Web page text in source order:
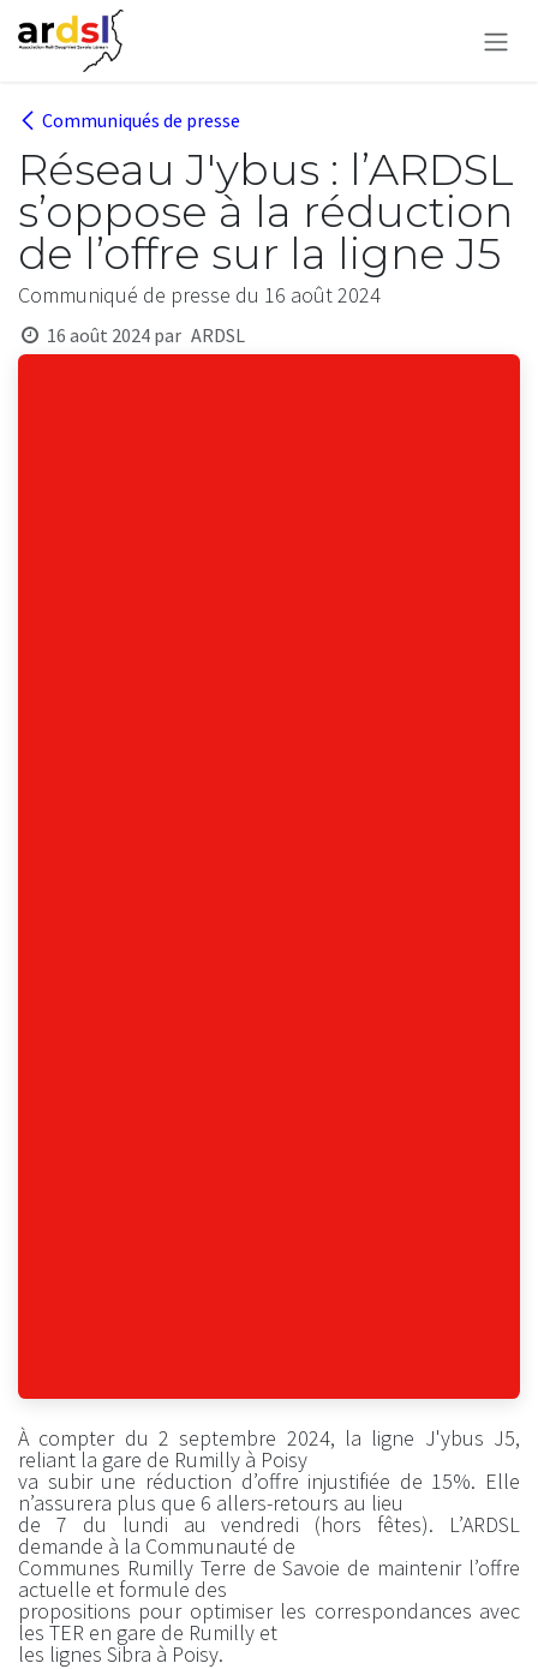
Se rendre au contenu
Communiqués de presse
Réseau J'ybus : l’ARDSL
s’oppose à la réduction
de l’offre sur la ligne J5
Communiqué de presse du 16 août 2024
16 août 2024 par ARDSL
À compter du 2 septembre 2024, la ligne J'ybus J5,
reliant la gare de Rumilly à Poisy
va subir une réduction d’offre injustifiée de 15%. Elle
n’assurera plus que 6 allers-retours au lieu
de 7 du lundi au vendredi (hors fêtes). L’ARDSL
demande à la Communauté de
Communes Rumilly Terre de Savoie de maintenir l’offre
actuelle et formule des
propositions pour optimiser les correspondances avec
les TER en gare de Rumilly et
les lignes Sibra à Poisy.